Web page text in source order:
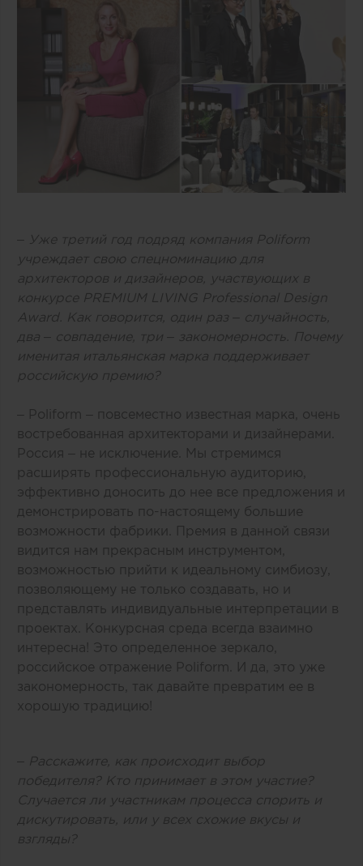
– Уже третий год подряд компания Poliform
учреждает свою спецноминацию для
архитекторов и дизайнеров, участвующих в
конкурсе PREMIUM LIVING Professional Design
Award. Как говорится, один раз – случайность,
два – совпадение, три – закономерность. Почему
именитая итальянская марка поддерживает
российскую премию?
– Poliform – повсеместно известная марка, очень
востребованная архитекторами и дизайнерами.
Россия – не исключение. Мы стремимся
расширять профессиональную аудиторию,
эффективно доносить до нее все предложения и
демонстрировать по-настоящему большие
возможности фабрики. Премия в данной связи
видится нам прекрасным инструментом,
возможностью прийти к идеальному симбиозу,
позволяющему не только создавать, но и
представлять индивидуальные интерпретации в
проектах. Конкурсная среда всегда взаимно
интересна! Это определенное зеркало,
российское отражение Poliform. И да, это уже
закономерность, так давайте превратим ее в
хорошую традицию!
– Расскажите, как происходит выбор
победителя? Кто принимает в этом участие?
Случается ли участникам процесса спорить и
дискутировать, или у всех схожие вкусы и
взгляды?